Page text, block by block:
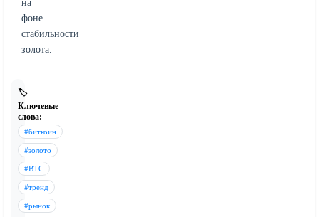
на
фоне
стабильности
золота.
🏷️
Ключевые
слова:
#биткоин
#золото
#BTC
#тренд
#рынок